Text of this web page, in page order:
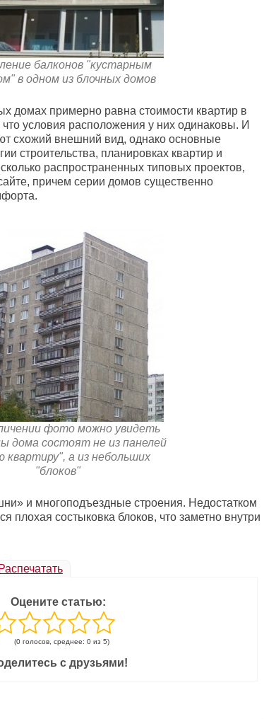
балконов "кустарным
в одном из блочных домов
домах примерно равна стоимости квартир в
условия расположения у них одинаковы. И
схожий внешний вид, однако основные
строительства, планировках квартир и
распространенных типовых проектов,
причем серии домов существенно
фото можно увидеть
дома состоят не из панелей
квартиру", а из небольших
"блоков"
и многоподъездные строения. Недостатком
плохая состыковка блоков, что заметно внутри
Распечатать
Оцените статью:
(0 голосов, среднее: 0 из 5)
с друзьями!